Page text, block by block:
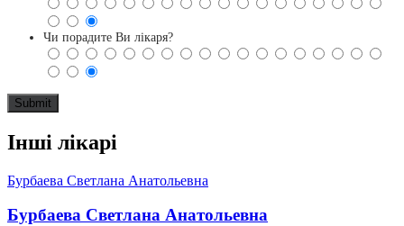
Чи порадите Ви лікаря?
Інші лікарі
Бурбаева Светлана Анатольевна
Бурбаева Светлана Анатольевна